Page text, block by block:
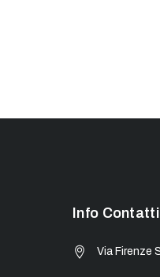
Info Contatti
Via Firenze